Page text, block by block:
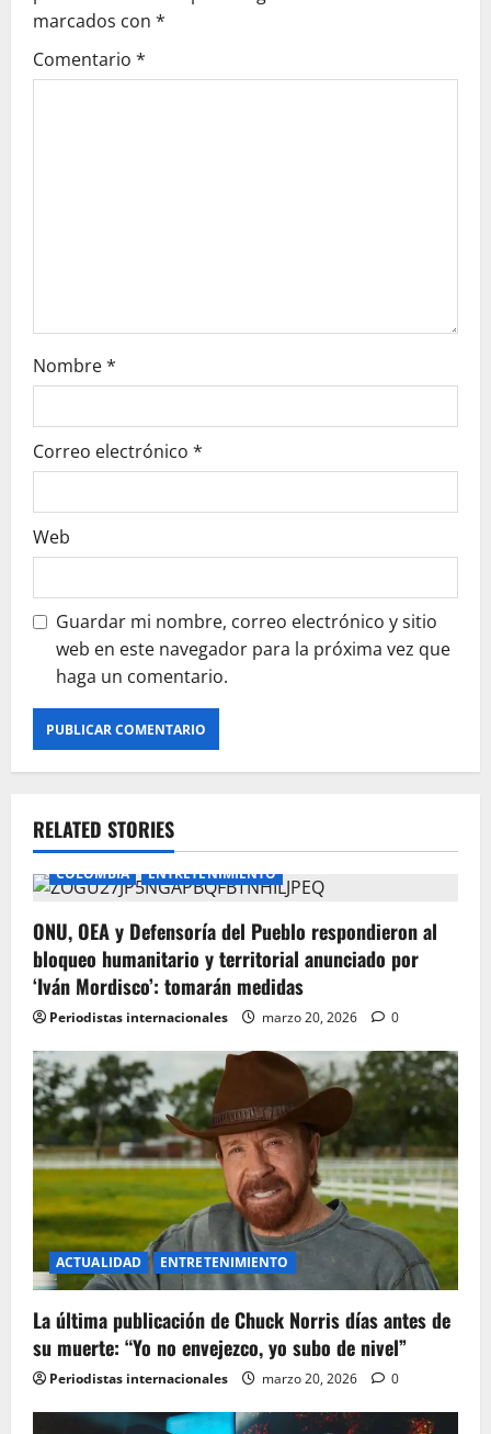
g
marcados con *
Comentario *
Nombre*
Correo electrónico *
Web
Guardar mi nombre, correo electrónico y sitio
web en este navegador para la próxima vez que
haga un comentario.
RELATED STORIES
COLOMBIA ENTRETENIMIENTO
ONU, OEA y Defensoría del Pueblo respondieron al
bloqueo humanitario y territorial anunciado por
‘Iván Mordisco’: tomarán medidas
Periodistas internacionales marzo 20, 2026 0
ACTUALIDAD ENTRETENIMIENTO
La última publicación de Chuck Norris días antes de
su muerte: “Yo no envejezco, yo subo de nivel”
Periodistas internacionales marzo 20, 2026 0